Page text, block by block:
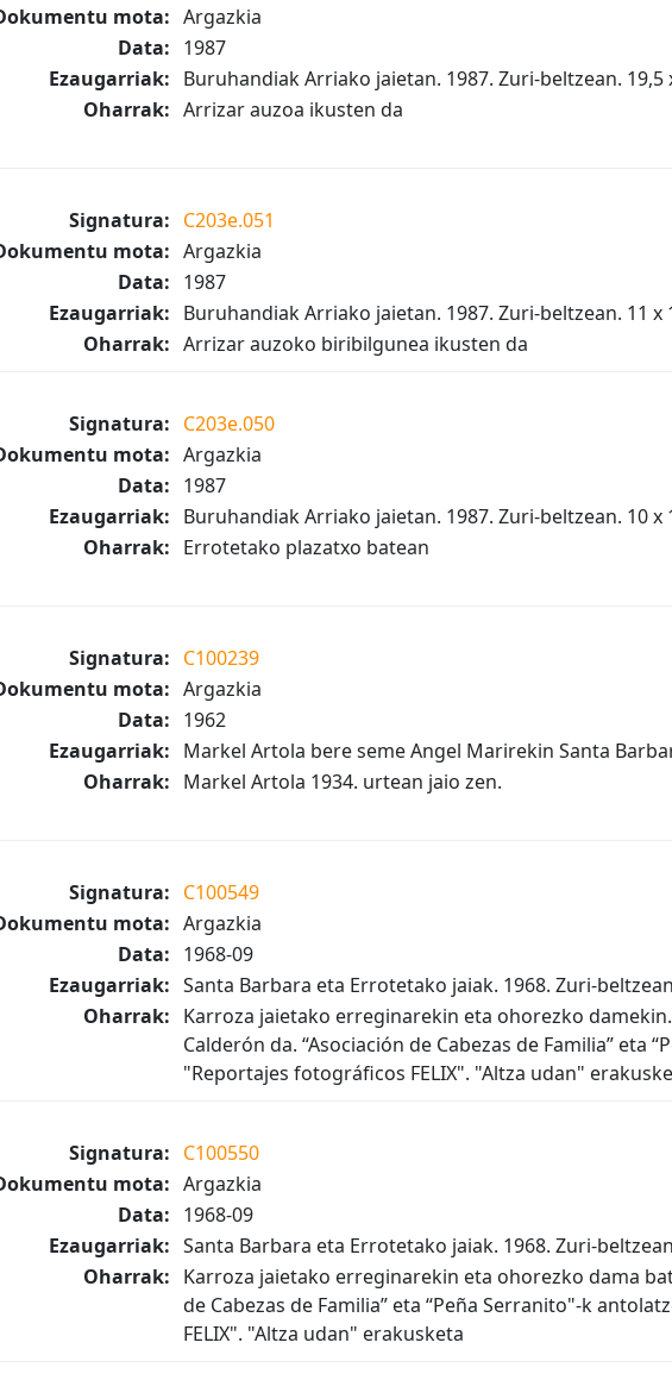
mota: Argazkia
Data: 1987
Ezaugarriak: Buruhandiak Arriako jaietan. 1987. Zuri-beltzean. 19,5
Oharrak: Arrizar auzoa ikusten da
Signatura: C203e.051
mota: Argazkia
Data: 1987
Ezaugarriak: Buruhandiak Arriako jaietan. 1987. Zuri-beltzean. 11 x
Oharrak: Arrizar auzoko biribilgunea ikusten da
Signatura: C203e.050
mota: Argazkia
Data: 1987
Ezaugarriak: Buruhandiak Arriako jaietan. 1987. Zuri-beltzean. 10 x
Oharrak: Errotetako plazatxo batean
Signatura: C100239
mota: Argazkia
Data: 1962
Ezaugarriak: Markel Artola bere seme Angel Marirekin Santa
Oharrak: Markel Artola 1934. urtean jaio zen.
Signatura: C100549
mota: Argazkia
Data: 1968-09
Ezaugarriak: Santa Barbara eta Errotetako jaiak. 1968. Zuri-
Oharrak: Karroza jaietako erreginarekin eta ohorezko
Calderón da. “Asociación de Cabezas de Familia” eta
"Reportajes fotográficos FELIX". "Altza udan"
Signatura: C100550
mota: Argazkia
Data: 1968-09
Ezaugarriak: Santa Barbara eta Errotetako jaiak. 1968. Zuri-
Oharrak: Karroza jaietako erreginarekin eta ohorezko dama
de Cabezas de Familia” eta “Peña Serranito"-k
FELIX". "Altza udan" erakusketa